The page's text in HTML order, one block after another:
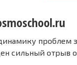
проблем
сильный отрыв